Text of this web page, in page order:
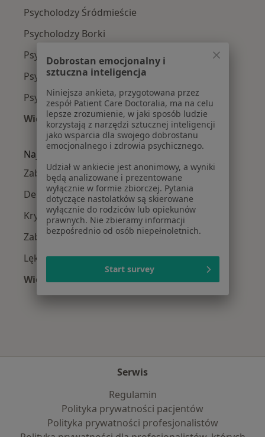
Psycholodzy Śródmieście
Psycholodzy Borki
Psycholodzy Glinice
Psycholodzy Osiedle Xv-Lecia
Psycholodzy Planty
Więcej (15)
Więcej w kategorii: Psycholodzy w pobliżu
Najczęście leczone choroby
Zaburzenia emocjonalne w Radomiu
Depresja w Radomiu
Kryzys emocjonalny w Radomiu
Zaburzenia nastroju w Radomiu
Lęki w Radomiu
Więcej (15)
Więcej w kategorii: Najczęście leczone
Serwis
Regulamin
Polityka prywatności pacjentów
Polityka prywatności profesjonalistów
Dobrostan emocjonalny i
sztuczna inteligencja
Niniejsza ankieta, przygotowana przez
zespół Patient Care Doctoralia, ma na celu
lepsze zrozumienie, w jaki sposób ludzie
korzystają z narzędzi sztucznej inteligencji
jako wsparcia dla swojego dobrostanu
emocjonalnego i zdrowia psychicznego.
Udział w ankiecie jest anonimowy, a wyniki
będą analizowane i prezentowane
wyłącznie w formie zbiorczej. Pytania
dotyczące nastolatków są skierowane
wyłącznie do rodziców lub opiekunów
prawnych. Nie zbieramy informacji
bezpośrednio od osób niepełnoletnich.
Start survey